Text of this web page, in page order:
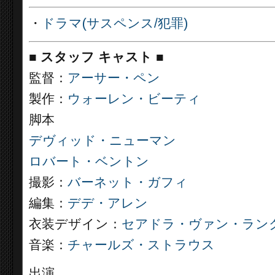
・ ドラマ(サスペンス/犯罪)
■ スタッフ キャスト ■
監督： アーサー・ペン
製作： ウォーレン・ビーティ
脚本
デヴィッド・ニューマン
ロバート・ベントン
撮影： バーネット・ガフィ
編集： デデ・アレン
衣装デザイン： セアドラ・ヴァン・ラン
音楽： チャールズ・ストラウス